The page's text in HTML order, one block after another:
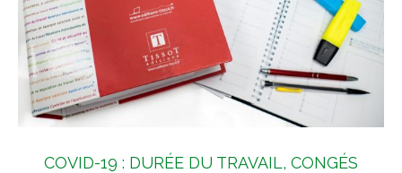
COVID-19 : DURÉE DU TRAVAIL, CONGÉS